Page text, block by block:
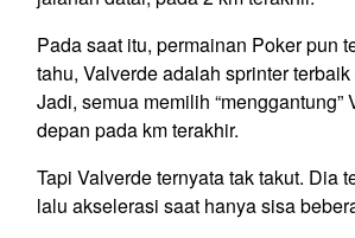
Pada saat itu, permainan Poker pun
tahu, Valverde adalah sprinter
Jadi, semua memilih “menggantung”
depan pada km terakhir.
Tapi Valverde ternyata tak takut. Dia
lalu akselerasi saat hanya sisa